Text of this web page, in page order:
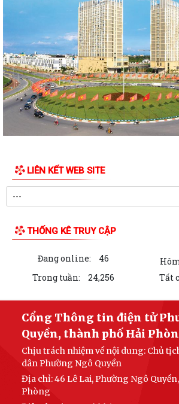
LIÊN KẾT WEB SITE
THỐNG KÊ TRUY CẬP
Đang online: 46
Trong tuần:
24,256 Tất
Cổng Thông tin điện tử
Quyền, thành phố Hải
Chịu trách nhiệm về nội dung: Chủ
dân Phường Ngô Quyền
Địa chỉ: 46 Lê Lai, Phường Ngô
Phòng